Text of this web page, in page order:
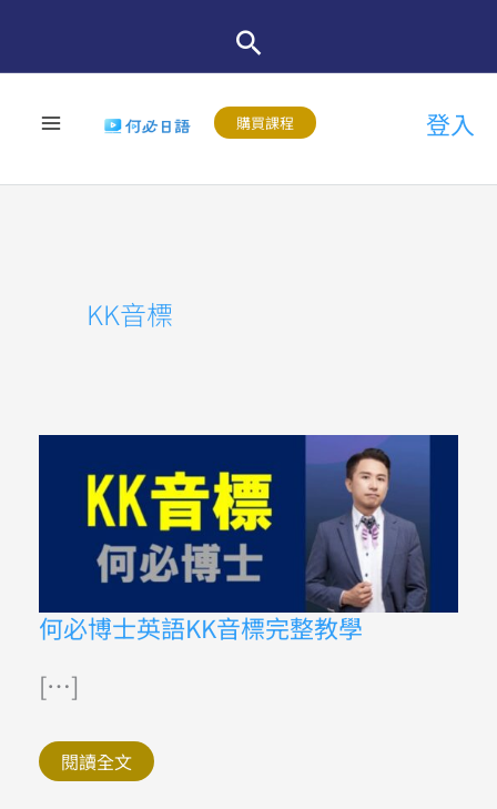
購買課程 登入
KK音標
何必博士英語KK音標完整教學
[…]
何
必
士
英
語
音
標
完
閱讀全文